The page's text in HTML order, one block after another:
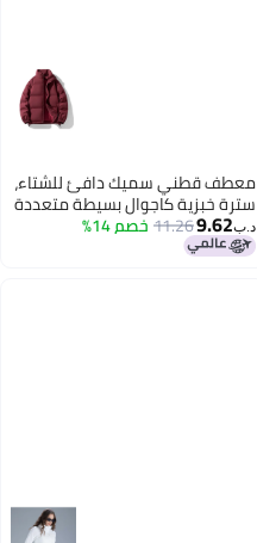
معطف قطني سميك دافئ للشتاء،
سترة خبزية كاجوال بسيطة متعددة
الاستخدامات، معطف قطني دافئ
ذي ياقة رياضي للرجال والنساء
د.ب‏9.62
11.26خصم 14%